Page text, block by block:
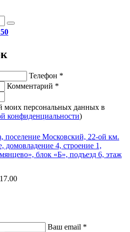
Телефон *
Комментарий *
моих персональных данных в
конфиденциальности)
поселение Московский, 22-ой км.
домовладение 4, строение 1,
блок «Б», подъезд 6, этаж
Ваш email *